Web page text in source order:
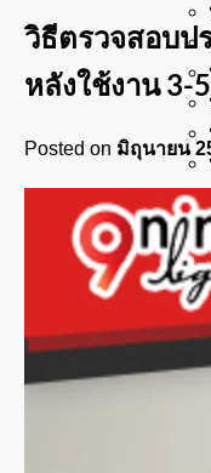
โคมกั
สวิท
บทคว
ติดต่อ
วิธีตรวจสอบป
หลังใช้งาน 3-
Posted on มิถุนายน